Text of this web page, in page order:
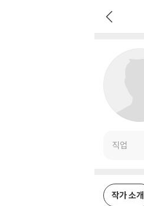
직업
작가 소개